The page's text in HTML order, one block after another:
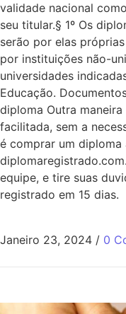
validade nacional
seu titular.§ 1º Os
serão por elas
por instituições não-
universidades
Educação.
diploma Outra
facilitada, sem a
é comprar um diploma
equipe, e tire suas
registrado em 15 dias.
Janeiro 23, 2024 / 0